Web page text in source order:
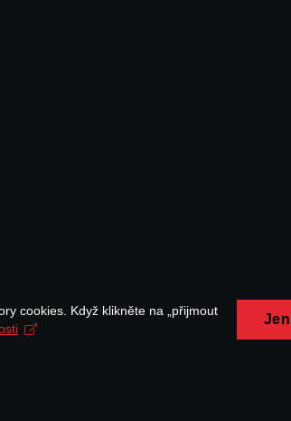
cookies. Když klikněte na „přijmout